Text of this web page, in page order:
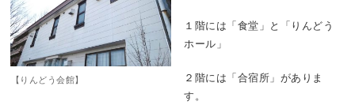
【りんどう会館】
１階には「食堂」と「りんどう
ホール」
２階には「合宿所」がありま
す。